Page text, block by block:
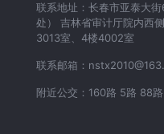
联系地址：长春市亚泰大
处） 吉林省审计厅院内西
3013室、4楼4002室
联系邮箱：
附近公交：160路 5路 88